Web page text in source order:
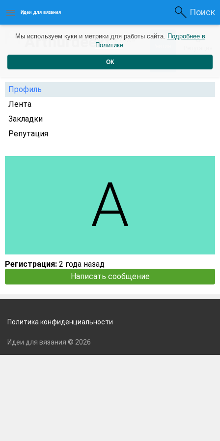
Идеи для вязания Поиск
Arthurdeext2 года 0 0
Профиль
Лента
Закладки
Репутация
Регистрация: 2 года назад
Написать сообщение
Мы используем куки и метрики для работы сайта. Подробнее в
Политике.
ОК
Политика конфиденциальности
Идеи для вязания © 2026